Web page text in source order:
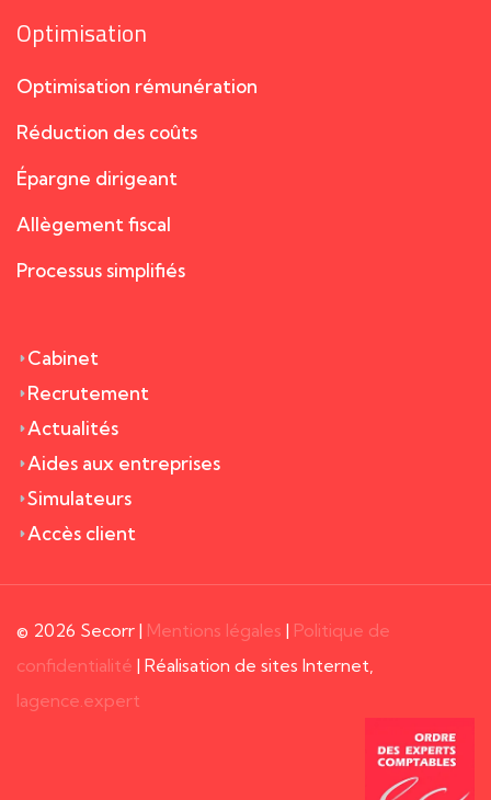
Optimisation
Optimisation rémunération
Réduction des coûts
Épargne dirigeant
Allègement fiscal
Processus simplifiés
Cabinet
Recrutement
Actualités
Aides aux entreprises
Simulateurs
Accès client
© 2026 Secorr | Mentions légales | Politique de
confidentialité | Réalisation de sites Internet,
lagence.expert